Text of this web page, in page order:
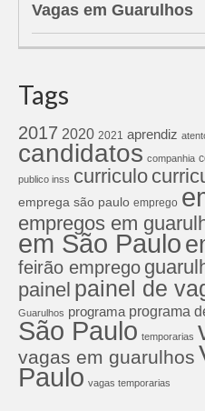
Vagas em Guarulhos
Tags
2017 2020 2021 aprendiz
candidatos companhia
publico inss curriculo
emprega são paulo emprego
empregos em
em São Paulo
feirão emprego
painel painel de
Guarulhos programa programa
São Paulo temporarias
vagas em guarulhos
Paulo vagas temporarias